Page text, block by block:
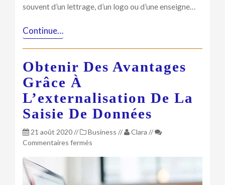
souvent d’un lettrage, d’un logo ou d’une enseigne…
Continue…
Obtenir Des Avantages
Grâce À
L’externalisation De La
Saisie De Données
21 août 2020// Business // Clara //
Commentaires fermés
avantages